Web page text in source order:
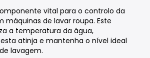
vital para o controlo da
máquinas de lavar roupa. Este
a temperatura da água,
atinja e mantenha o nível ideal
lavagem.